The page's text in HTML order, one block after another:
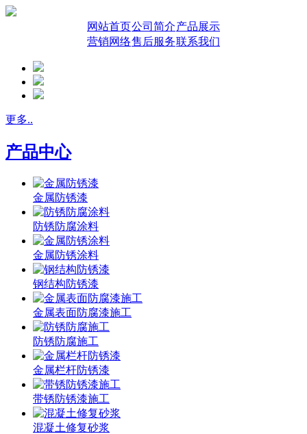
网站首页公司简介产品展示
营销网络售后服务联系我们
更多..
产品中心
金属防锈漆
防锈防腐涂料
金属防锈涂料
钢结构防锈漆
金属表面防腐漆施工
防锈防腐施工
金属栏杆防锈漆
带锈防锈漆施工
混凝土修复砂浆